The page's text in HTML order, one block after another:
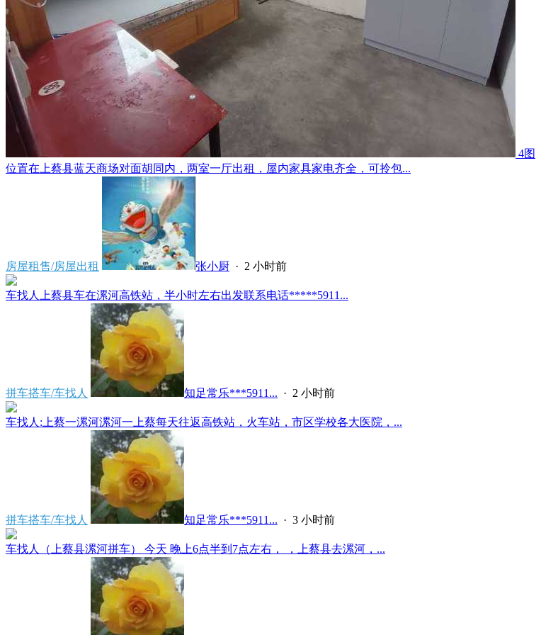
4图
位置在上蔡县蓝天商场对面胡同内，两室一厅出租，屋内家具家电齐全，可拎包...
房屋租售/房屋出租 张小厨 · 2 小时前
车找人上蔡县车在漯河高铁站，半小时左右出发联系电话*****5911...
拼车搭车/车找人 知足常乐***5911... · 2 小时前
车找人:上蔡一漯河漯河一上蔡每天往返高铁站，火车站，市区学校各大医院，...
拼车搭车/车找人 知足常乐***5911... · 3 小时前
车找人（上蔡县漯河拼车） 今天 晚上6点半到7点左右， ，上蔡县去漯河，...